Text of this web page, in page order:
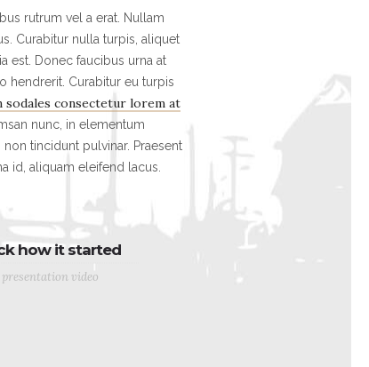
rutrum vel a erat. Nullam
Curabitur nulla turpis, aliquet
est. Donec faucibus urna at
hendrerit. Curabitur eu turpis
sodales consectetur lorem at
nunc, in elementum
tincidunt pulvinar. Praesent
id, aliquam eleifend lacus.
how it started
presentation video